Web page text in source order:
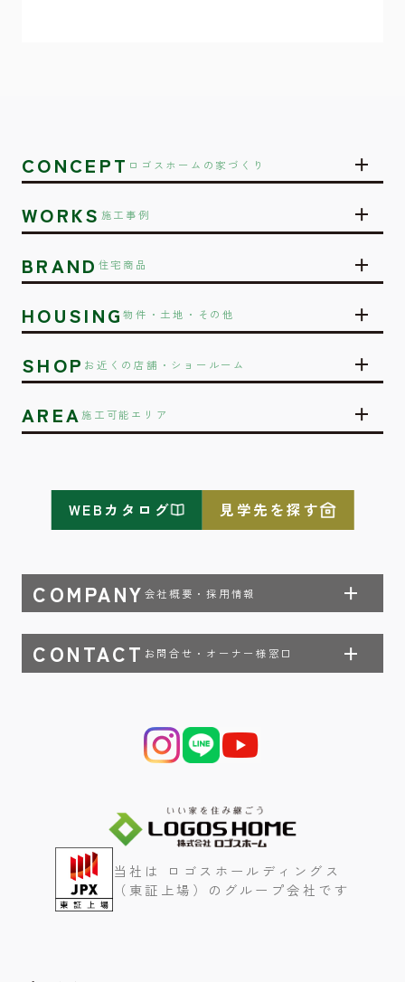
CONCEPT ロゴスホームの家づくり
WORKS 施工事例
BRAND 住宅商品
HOUSING物件・土地・その他
SHOP お近くの店舗・ショールーム
AREA施工可能エリア
COMPANY 会社概要・採用情報
CONTACT お問合せ・オーナー様窓口
WEBカタログ 見学先を探す
当社は ロゴスホールディングス
（東証上場）のグループ会社です